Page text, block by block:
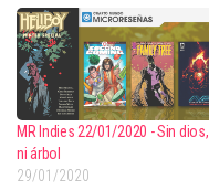
MR Indies 22/01/2020 - Sin dios,
ni árbol
29/01/2020